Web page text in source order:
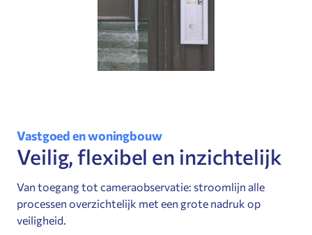
Vastgoed en woningbouw
Veilig, flexibel en inzichtelijk
Van toegang tot cameraobservatie: stroomlijn alle
processen overzichtelijk met een grote nadruk op
veiligheid.